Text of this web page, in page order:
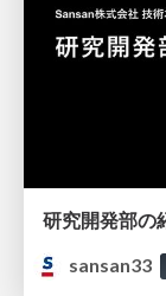
研究開発部の
sansan33